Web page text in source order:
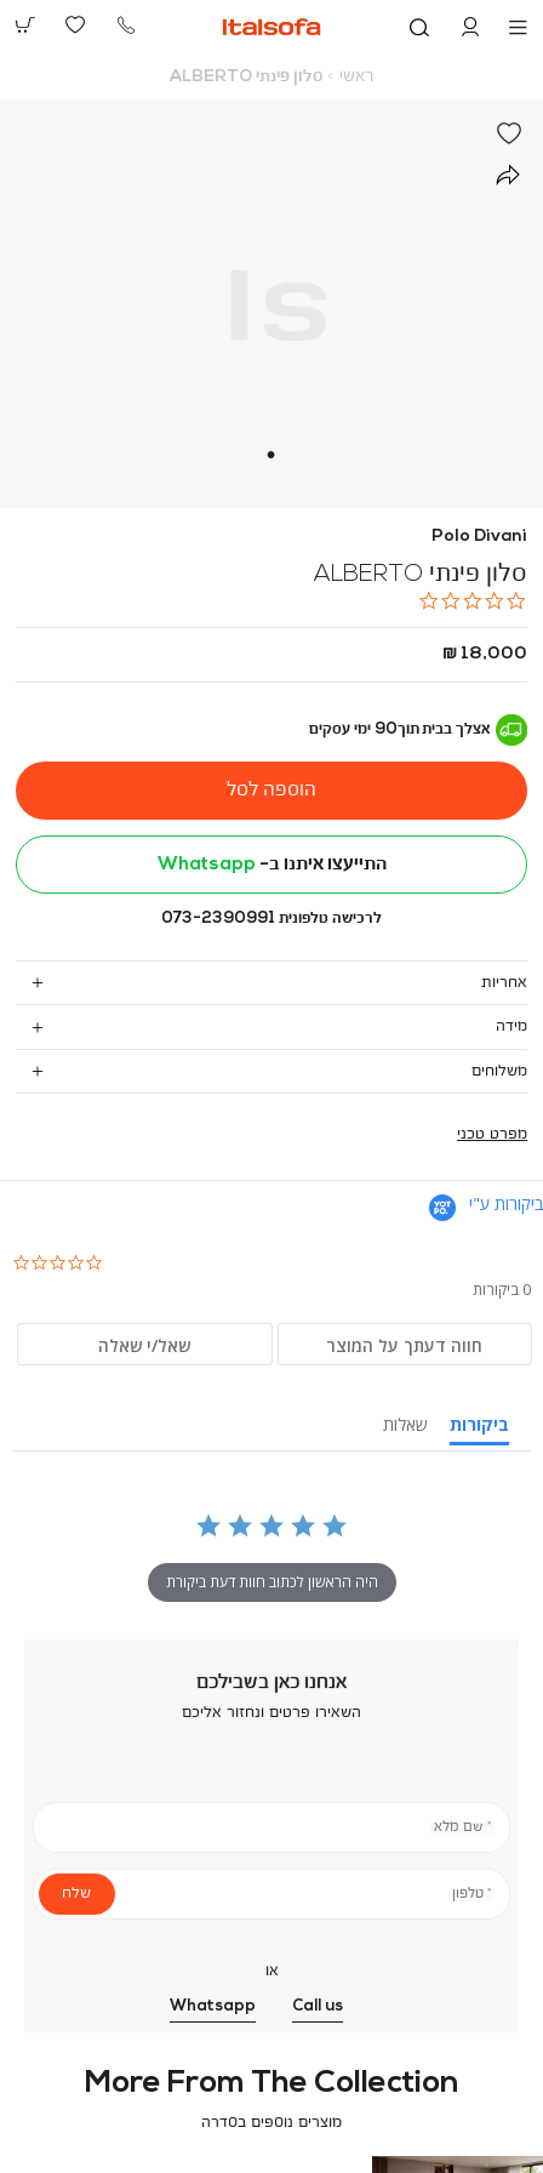
073-
ראשי ראשי
סלון פינתי ALBERTO
Polo Divani
סלון פינתי ALBERTO
החל
18,000 ₪
אצלך בביתתוך90 ימי עסקים
הוספה לסל
התייעצו איתנו ב- Whatsapp
לרכישה טלפונית 073-2390991
אחריות
מידה
משלוחים
מפרט טכני
ביקורות ע"י
0 ביקורות
חווה דעתך על המוצר שאל/י שאלה
ביקורות שאלות
היה הראשון לכתוב חוות דעת ביקורת
אנחנו כאן בשבילכם
השאירו פרטים ונחזור אליכם
* שם מלא
* טלפון שלח
או
Call us
Whatsapp
More From The Collection
מוצרים נוספים בסדרה